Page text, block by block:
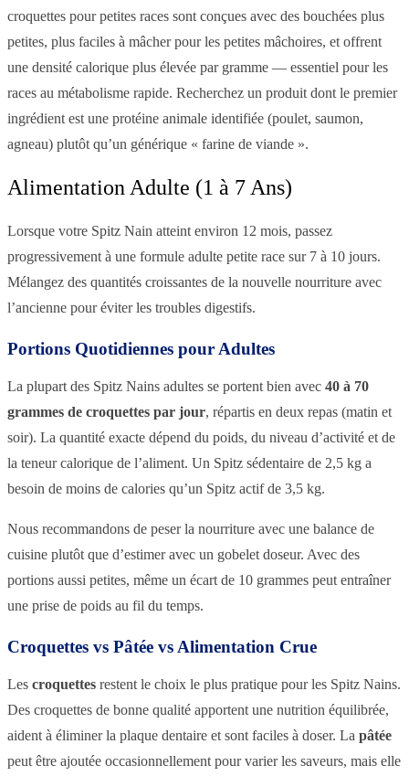
croquettes pour petites races sont conçues avec des bouchées plus
petites, plus faciles à mâcher pour les petites mâchoires, et offrent
une densité calorique plus élevée par gramme — essentiel pour les
races au métabolisme rapide. Recherchez un produit dont le premier
ingrédient est une protéine animale identifiée (poulet, saumon,
agneau) plutôt qu’un générique « farine de viande ».
Alimentation Adulte (1 à 7 Ans)
Lorsque votre Spitz Nain atteint environ 12 mois, passez
progressivement à une formule adulte petite race sur 7 à 10 jours.
Mélangez des quantités croissantes de la nouvelle nourriture avec
l’ancienne pour éviter les troubles digestifs.
Portions Quotidiennes pour Adultes
La plupart des Spitz Nains adultes se portent bien avec 40 à 70
grammes de croquettes par jour, répartis en deux repas (matin et
soir). La quantité exacte dépend du poids, du niveau d’activité et de
la teneur calorique de l’aliment. Un Spitz sédentaire de 2,5 kg a
besoin de moins de calories qu’un Spitz actif de 3,5 kg.
Nous recommandons de peser la nourriture avec une balance de
cuisine plutôt que d’estimer avec un gobelet doseur. Avec des
portions aussi petites, même un écart de 10 grammes peut entraîner
une prise de poids au fil du temps.
Croquettes vs Pâtée vs Alimentation Crue
Les croquettes restent le choix le plus pratique pour les Spitz Nains.
Des croquettes de bonne qualité apportent une nutrition équilibrée,
aident à éliminer la plaque dentaire et sont faciles à doser. La pâtée
peut être ajoutée occasionnellement pour varier les saveurs, mais elle